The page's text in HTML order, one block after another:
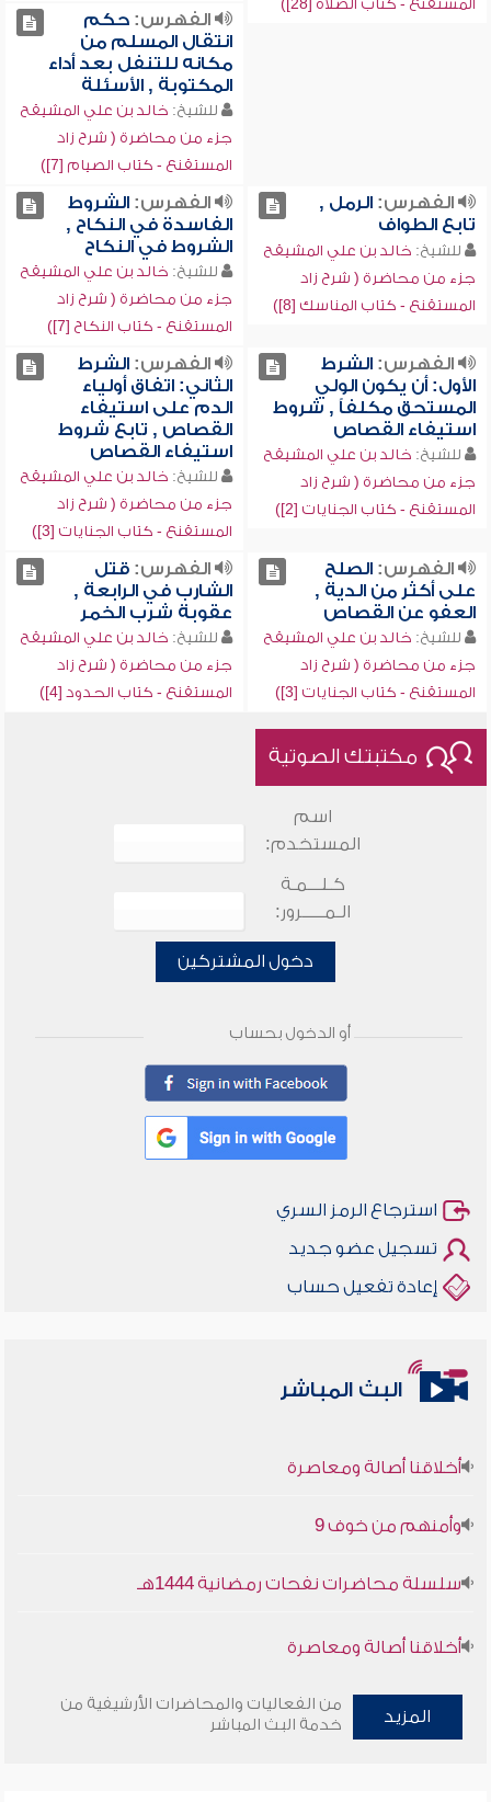
المستقنع - كتاب الصلاة [28])
الفهرس:حكم
انتقال المسلم من
مكانه للتنفل بعد أداء
المكتوبة , الأسئلة
للشيخ: خالد بن علي المشيقح
جزء من محاضرة ( شرح زاد
المستقنع - كتاب الصيام [7])
الفهرس:الرمل ,
تابع الطواف
للشيخ: خالد بن علي المشيقح
جزء من محاضرة ( شرح زاد
المستقنع - كتاب المناسك [8])
الفهرس:الشروط
الفاسدة في النكاح ,
الشروط في النكاح
للشيخ: خالد بن علي المشيقح
جزء من محاضرة ( شرح زاد
المستقنع - كتاب النكاح [7])
الفهرس:الشرط
الأول: أن يكون الولي
المستحق مكلفاً , شروط
استيفاء القصاص
للشيخ: خالد بن علي المشيقح
جزء من محاضرة ( شرح زاد
المستقنع - كتاب الجنايات [2])
الفهرس:الشرط
الثاني: اتفاق أولياء
الدم على استيفاء
القصاص , تابع شروط
استيفاء القصاص
للشيخ: خالد بن علي المشيقح
جزء من محاضرة ( شرح زاد
المستقنع - كتاب الجنايات [3])
الفهرس:الصلح
على أكثر من الدية ,
العفو عن القصاص
للشيخ: خالد بن علي المشيقح
جزء من محاضرة ( شرح زاد
المستقنع - كتاب الجنايات [3])
الفهرس:قتل
الشارب في الرابعة ,
عقوبة شرب الخمر
للشيخ: خالد بن علي المشيقح
جزء من محاضرة ( شرح زاد
المستقنع - كتاب الحدود [4])
مكتبتك الصوتية
اسم
المستخدم:
كـلـــمـة
الـمـــــرور:
دخول المشتركين
أو الدخول بحساب
استرجاع الرمز السري
تسجيل عضو جديد
إعادة تفعيل حساب
البث المباشر
أخلاقنا أصالة ومعاصرة
وأمنهم من خوف 9
أخلاقنا أصالة ومعاصرة
وأمنهم من خوف 9
المزيد
من الفعاليات والمحاضرات الأرشيفية من
خدمة البث المباشر